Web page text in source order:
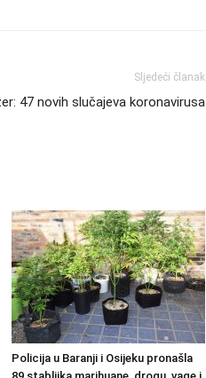
Sljedeći članak
47 novih slučajeva koronavirusa
Policija u Baranji i Osijeku pronašla